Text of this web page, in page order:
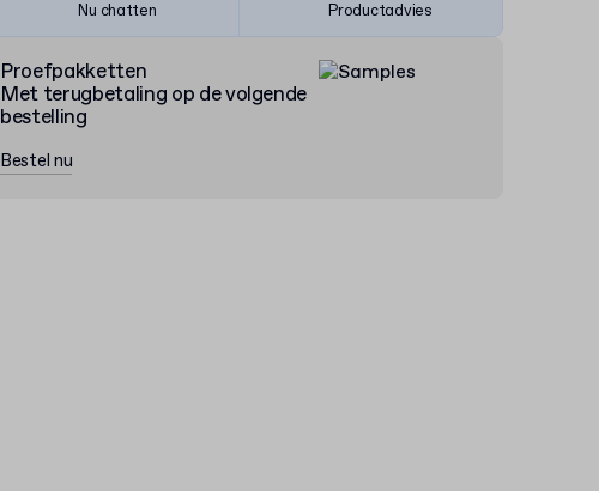
Nu chatten Productadvies
Proefpakketten
Met terugbetaling op de volgende
bestelling
Bestel nu